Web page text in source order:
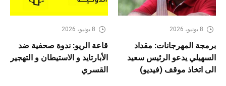
8 يونيو، 2026
برمجة المهرجانات: مقداد
السهيلي يدعو الرئيس سعيد
الى اتخاذ موقف (فيديو)
8 يونيو، 2026
قاعة الريو: ندوة صحفية ضد
الأبارتايد و الاستيطان و التهجير
القسري